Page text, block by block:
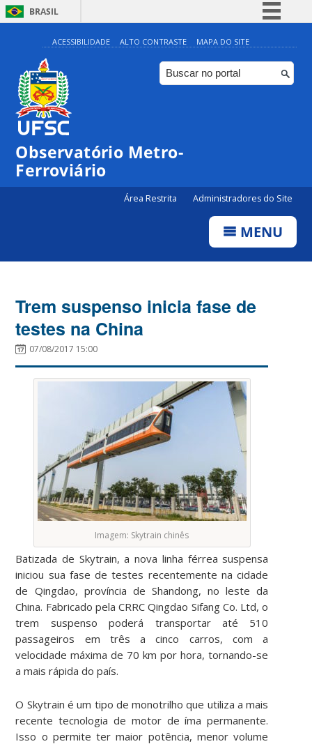
BRASIL
Simplifique!
Comunica BR
Participe
ACESSIBILIDADE ALTO CONTRASTE MAPA DO SITE
Observatório Metro-
Ferroviário
Área Restrita Administradores do Site
MENU
Trem suspenso inicia fase de
testes na China
07/08/2017 15:00
Imagem: Skytrain chinês
Batizada de Skytrain, a nova linha férrea suspensa
iniciou sua fase de testes recentemente na cidade
de Qingdao, província de Shandong, no leste da
China. Fabricado pela CRRC Qingdao Sifang Co. Ltd, o
trem suspenso poderá transportar até 510
passageiros em três a cinco carros, com a
velocidade máxima de 70 km por hora, tornando-se
a mais rápida do país.
O Skytrain é um tipo de monotrilho que utiliza a mais
recente tecnologia de motor de íma permanente.
Isso o permite ter maior potência, menor volume